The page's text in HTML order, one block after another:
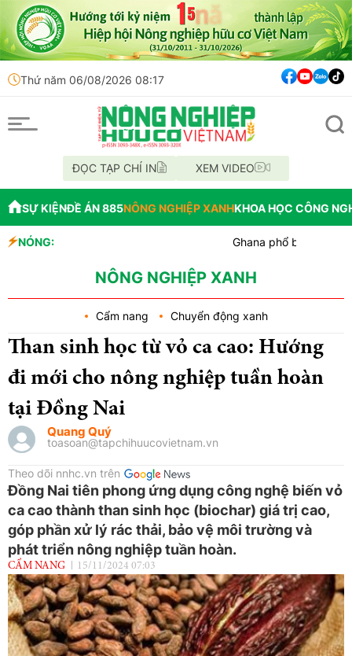
Thứ năm 06/08/2026 08:17
ĐỌC TẠP CHÍ IN XEM VIDEO
SỰ KIỆNĐỀ ÁN 885NÔNG NGHIỆP XANHKHOA HỌC CÔNG
NÓNG:
Ghana phổ biến kho lạnh
Tp. Huế: Xã Quảng Điền ra
NÔNG NGHIỆP XANH
Cẩm nang Chuyển động xanh
Than sinh học từ vỏ ca cao: Hướng
đi mới cho nông nghiệp tuần hoàn
tại Đồng Nai
Quang Quý
toasoan@tapchihuucovietnam.vn
Theo dõi nnhc.vn trên
Đồng Nai tiên phong ứng dụng công nghệ biến vỏ
ca cao thành than sinh học (biochar) giá trị cao,
góp phần xử lý rác thải, bảo vệ môi trường và
phát triển nông nghiệp tuần hoàn.
CẨM NANG 15/11/2024 07:03